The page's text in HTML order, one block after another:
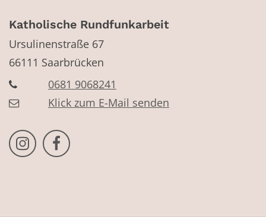
Katholische Rundfunkarbeit
Ursulinenstraße 67
66111 Saarbrücken
0681 9068241
Klick zum E-Mail senden
Bistum Trier auf Instragram
Bistum Trier auf Facebook